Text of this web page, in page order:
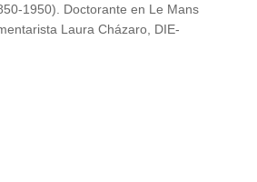
1950). Doctorante en Le Mans
Laura Cházaro, DIE-